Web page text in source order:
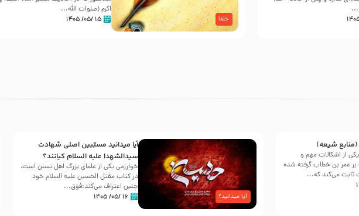
خلفا
اکرم (صلوات اللّه...
۱۵ /۰۵/ ۱۴۰۵
آخـر صفر سـال 203 هـ .ق. هشـتمین اختر تابناک امامت
شیعه)
از اشکالات مهم و
عمر بن خطاب گرفته شده
ثابت می‌کند که...
آیا میدانید؟
آیا میدانید مسبّبین اصلی شهادت
سیدالشهدا علیه ‌السلام کیانند؟
خوارزمی یکی از علمای بزرگ اهل تسنن است،
در کتاب مقتل الحسین علیه ‌السلام خود
چنین اعتراف می‌کند:فوَق...
۱۶ /۰۵/ ۱۴۰۵